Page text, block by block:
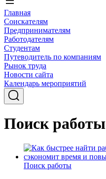
Главная
Соискателям
Предпринимателям
Работодателям
Студентам
Путеводитель по компаниям
Рынок труда
Новости сайта
Календарь мероприятий
Поиск работы
Поиск работы